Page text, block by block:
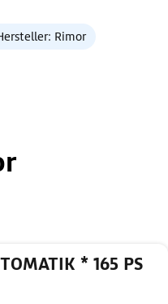
Rimor
* 165 PS